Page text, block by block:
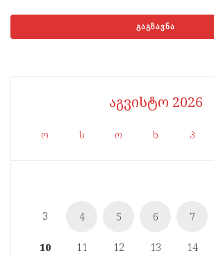
აგვისტო 2026
ო ს ო ხ პ
3 4 5 6 7
10 11 12 13 14